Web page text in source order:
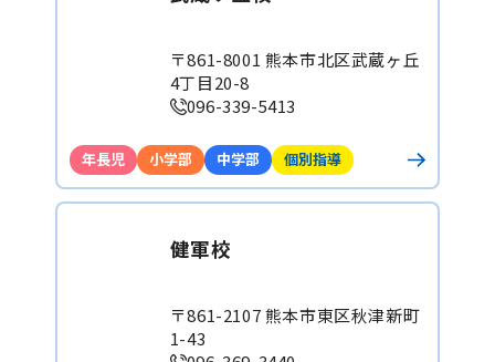
〒861-8001 熊本市北区武蔵ヶ丘
4丁目20-8
096-339-5413
年長児 小学部 中学部 個別指導
健軍校
〒861-2107 熊本市東区秋津新町
1-43